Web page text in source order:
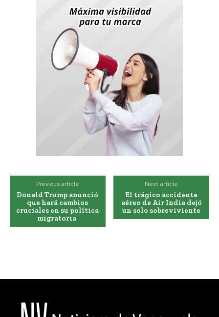
Previous article
Donald Trump anunció
que hará cambios
cruciales en su política
migratoria
Next article
El trágico accidente
aéreo de Air India dejó
un solo sobreviviente